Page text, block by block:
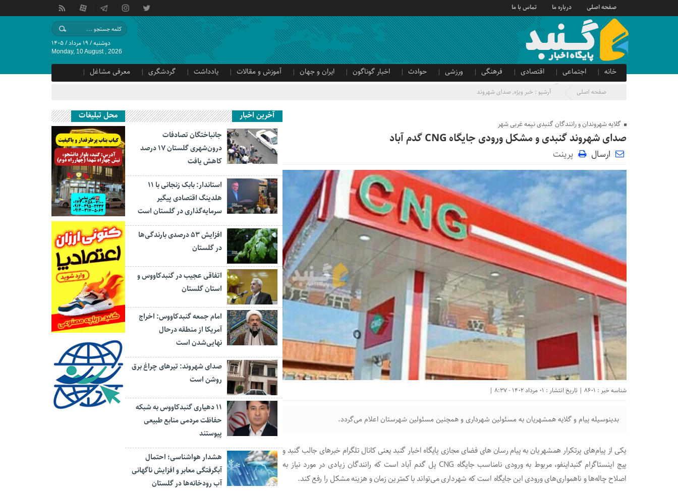
صفحه اصلی درباره ما تماس با ما
دوشنبه / ۱۹ مرداد / ۱۴۰۵
Monday, 10 August , 2026
خانه اجتماعی اقتصادی فرهنگی ورزشی حوادث اخبار گوناگون ایران و جهان آموزش و مقالات یادداشت گردشگری
معرفی مشاغل
صدای شهروند
آگهی دولتی صفحه اصلی آرشیو :خبر ویژه,صدای شهروند
گلایه شهروندان و رانندگان گنبدی نیمه غربی شهر
صدای شهروند گنبدی و مشکل ورودی جایگاه CNG گدم آباد
ارسال پرینت
شناسه خبر : 8601 | تاریخ انتشار : 01 مرداد 1402 - 8:37 |
بدینوسیله پیام و گلایه همشهریان به مسئولین شهرداری و همچنین مسئولین شهرستان اعلام می‌گردد.
یکی از پیام‌های پر‌تکرار همشهریان‌ به پیام رسان های فضای مجازی پایگاه اخبار گنبد یعنی کانال تلگرام خبرهای جالب گنبد و
پیج اینستاگرام گنبداینفو، مربوط به ورودی نامناسب جایگاه CNG پل گدم آباد است که رانندگان زیادی در مورد نیاز به
اصلاح چاله‌ها و ناهمواری‌های ورودی این جایگاه است که شهرداری می‌تواند با کمترین زمان و هزینه مشکل را رفع کند.
آخرین اخبار
جانباختگان تصادفات
درون‌شهری گلستان ۱۷ درصد
کاهش یافت
استاندار: بابک زنجانی با ۱۱
هلدینگ اقتصادی پیگیر
سرمایه‌گذاری در گلستان است
افزایش ۵۳ درصدی بارندگی‌ها
در گلستان
اتفاقی عجیب در‌ گنبدکاووس و
استان گلستان
امام جمعه گنبدکاووس: اخراج
آمریکا از منطقه درحال
نهایی‌شدن است
صدای شهروند: تیرهای چراغ برق
روشن است
۱۱ دهیاری گنبدکاووس به شبکه
حفاظت مردمی منابع طبیعی
پیوستند
هشدار هواشناسی؛ احتمال
آبگرفتگی معابر و افزایش ناگهانی
آب رودخانه‌ها در گلستان
محل تبلیغات